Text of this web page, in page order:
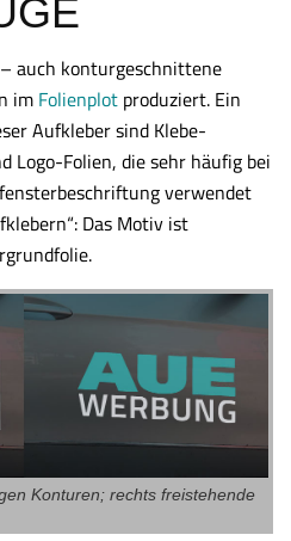
auch konturgeschnittene
im Folienplot produziert. Ein
Aufkleber sind Klebe­
Logo-Folien, die sehr häufig bei
verwendet
Das Motiv ist
Konturen; rechts freistehende